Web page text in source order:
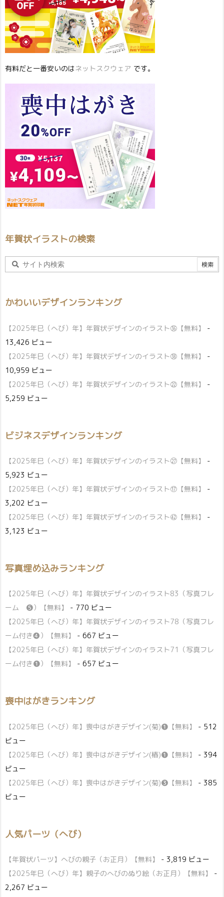
有料だと一番安いのはネットスクウェア です。
年賀状イラストの検索
かわいいデザインランキング
【2025年巳（へび）年】年賀状デザインのイラスト㊱【無料】
-
13,426 ビュー
【2025年巳（へび）年】年賀状デザインのイラスト㊳【無料】
-
10,959 ビュー
【2025年巳（へび）年】年賀状デザインのイラスト㉒【無料】
-
5,259 ビュー
ビジネスデザインランキング
【2025年巳（へび）年】年賀状デザインのイラスト㉗【無料】
-
5,923 ビュー
【2025年巳（へび）年】年賀状デザインのイラスト⑰【無料】
-
3,202 ビュー
【2025年巳（へび）年】年賀状デザインのイラスト㊷【無料】
-
3,123 ビュー
写真埋め込みランキング
【2025年巳（へび）年】年賀状デザインのイラスト83（写真フレ
ーム ❺）【無料】
- 770 ビュー
【2025年巳（へび）年】年賀状デザインのイラスト78（写真フレ
ーム付き❹）【無料】
- 667 ビュー
【2025年巳（へび）年】年賀状デザインのイラスト71（写真フレ
ーム付き❶）【無料】
- 657 ビュー
喪中はがきランキング
【2025年巳（へび）年】喪中はがきデザイン(菊)❶【無料】
- 512
ビュー
【2025年巳（へび）年】喪中はがきデザイン(椿)❶【無料】
- 394
ビュー
【2025年巳（へび）年】喪中はがきデザイン(菊)❸【無料】
- 385
ビュー
人気パーツ（へび）
【年賀状パーツ】へびの親子（お正月）【無料】
- 3,819 ビュー
【2025年巳（へび）年】親子のへびのぬり絵（お正月）【無料】
-
2,267 ビュー